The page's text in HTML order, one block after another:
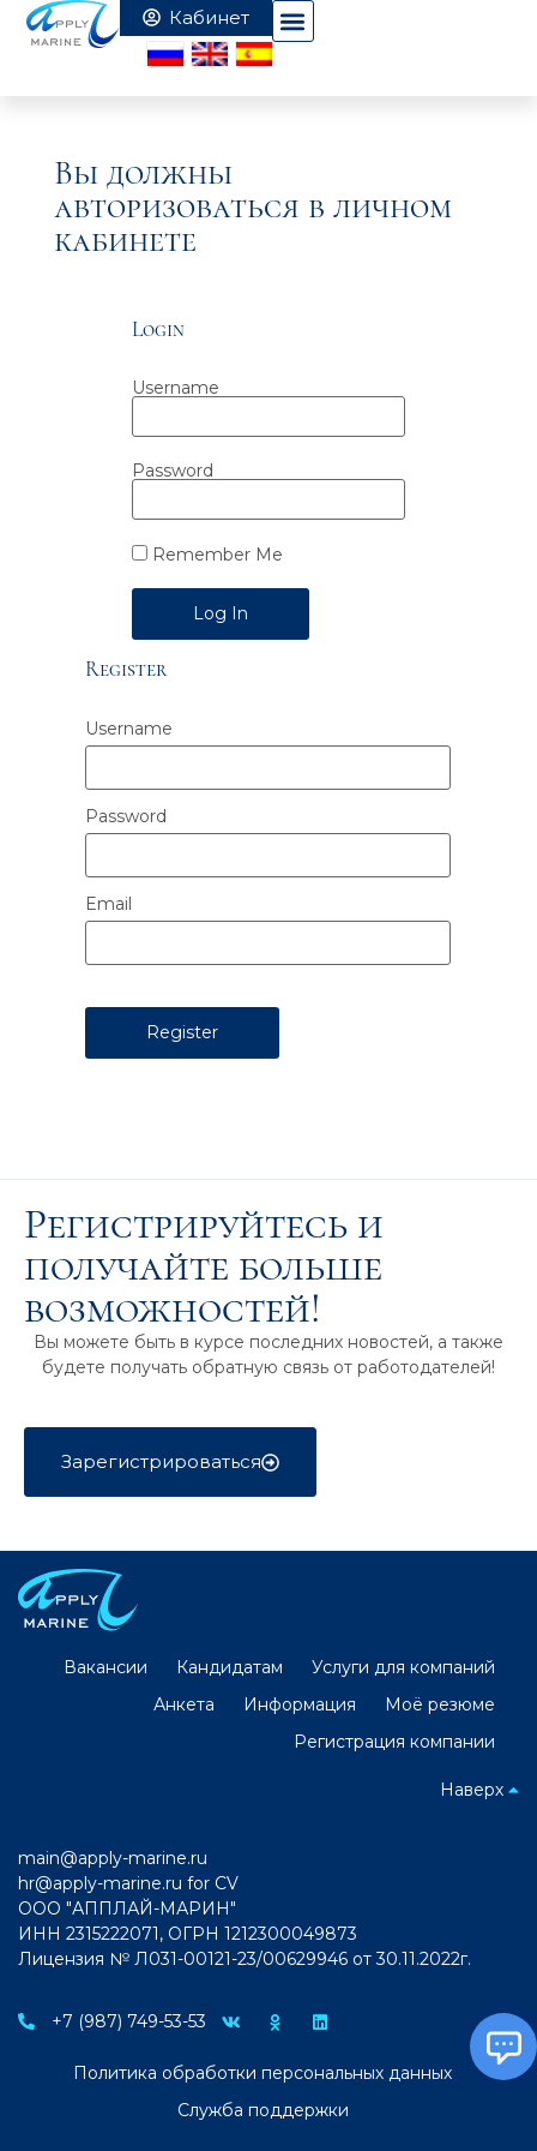
Вы должны
авторизоваться в личном
кабинете
Login
Username
Password
Remember Me
Alternative:
Register
Username
Password
Email
Регистрируйтесь и
получайте больше
возможностей!
Вы можете быть в курсе последних новостей, а также
будете получать обратную связь от работодателей!
Зарегистрироваться
Вакансии Кандидатам
Услуги для компаний
Анкета
Информация
Моё резюме
Регистрация компании
Наверх
main@apply-marine.ru
hr@apply-marine.ru for CV
ООО "АППЛАЙ-МАРИН"
ИНН 2315222071, ОГРН 1212300049873
Лицензия № Л031-00121-23/00629946 от 30.11.2022г.
+7 (987) 749-53-53
Политика обработки персональных данных
Служба поддержки